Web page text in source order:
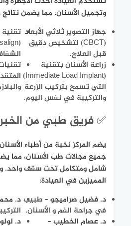
وتجميل الأسنان، مما يضمن
جهاز التصوير ثلاثي الأبعاد
(CBCT) لتشخيص دقيق
قبل العلاج.
تقنية
زراعة الأسنان بتقنية
(Immediate Load Implant)
التي تسمح بتركيب الزرعة
والتركيبة في نفس اليوم.
✅ فريق طبي من
يضم المركز نخبة من أطباء
جميع مجالات طب الأسنان، مما
شامل ومتكامل تحت سقف واحد.
المميزين في العيادة:
د. فضيل صراميجو – طبيب
في جراحة الفم و الأسنان.
د.
د. عصام الخطيب –
د.